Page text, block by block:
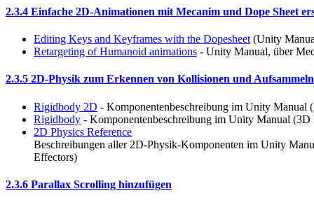
2.3.4 Einfache 2D-Animationen mit Mecanim und Dope Sheet
Editing Keys and Keyframes with the Dopesheet (Unity
Retargeting of Humanoid animations - Unity Manual, über
2.3.5 2D-Physik zum Erkennen von Kollisionen und
Rigidbody 2D - Komponentenbeschreibung im Unity Manual
Rigidbody - Komponentenbeschreibung im Unity Manual (3D
2D Physics Reference
Beschreibungen aller 2D-Physik-Komponenten im Unity
Effectors)
2.3.6 Parallax Scrolling hinzufügen